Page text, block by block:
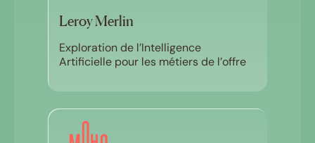
Leroy Merlin
Exploration de l’Intelligence
Artificielle pour les métiers de l’offre